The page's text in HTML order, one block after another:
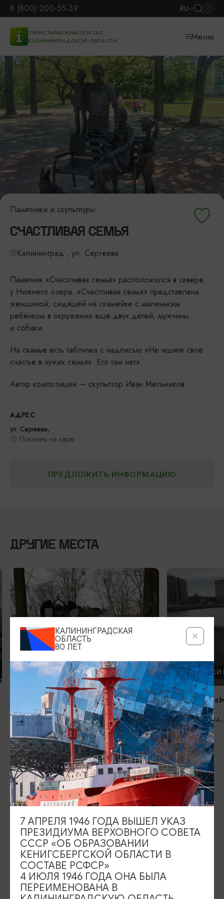
8 (800) 200-55-39 RU
ТУРИСТИЧЕСКИЙ ПОРТАЛ
КАЛИНИНГРАДСКОЙ ОБЛАСТИ
Меню
Памятники и скульптуры
СЧАСТЛИВАЯ СЕМЬЯ
Калининград , ул. Сергеева
Памятник «Счастливая семья» расположился в сквере
у Нижнего озера. «Счастливая семья» представлена
женщиной, сидящей на скамейке с маленьким
ребёнком в окружении ещё двух детей, мужчины
и собаки.
На скамье есть табличка с надписью «Не ищите своё
счастье в чужих семьях. Его там нет».
Автор композиции — скульптор Иван Мельников.
АДРЕС
ул. Сергеева,
Показать на карте
ПРЕДЛОЖИТЬ ИНФОРМАЦИЮ
ДРУГИЕ МЕСТА
ПАМЯТНИКИ И СКУЛЬПТУРЫ
Ликвидаторам последствий атомных
катастроф
Калининград, Гвардейский проспект
ПАМЯТНИКИ
Скульптура
ИЩИТЕ ТАКЖЕ НА НАШЕМ САЙТЕ
Серебряное ожерелье
Электронная виза
Туры и экскурсии
Афиша мероприятий
Сувениры
Гостевая книга
Гиды и экскурсоводы
КАЛИНИНГРАДСКАЯ
ОБЛАСТЬ
80 ЛЕТ
7 АПРЕЛЯ 1946 ГОДА ВЫШЕЛ УКАЗ
ПРЕЗИДИУМА ВЕРХОВНОГО СОВЕТА
СССР «ОБ ОБРАЗОВАНИИ
КЕНИГСБЕРГСКОЙ ОБЛАСТИ В
СОСТАВЕ РСФСР»
4 ИЮЛЯ 1946 ГОДА ОНА БЫЛА
ПЕРЕИМЕНОВАНА В